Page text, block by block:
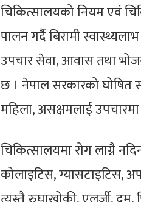
चिकित्सालयको नियम एवं
पालन गर्दै बिरामी
उपचार सेवा, आवास तथा
छ । नेपाल सरकारको घोषित
महिला, असक्षमलाई
चिकित्सालयमा रोग लाग्नै
कोलाइटिस, ग्यासटाइटिस,